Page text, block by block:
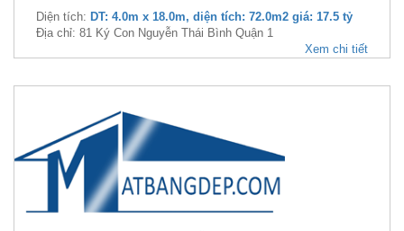
Diện tích: DT: 4.0m x 18.0m, diện tích: 72.0m2 giá: 17.5 tỷ
Địa chỉ: 81 Ký Con Nguyễn Thái Bình Quận 1
Xem chi tiết